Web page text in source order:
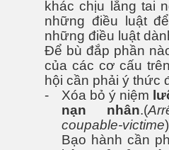
khác chịu lắng tai
những điều luật
những điều luật
Để bù đắp phần
của các cơ cấu
hội cần phải ý thức
-
Xóa bỏ ý niệm
nạn nhân.(
coupable-victime)
Bạo hành cần